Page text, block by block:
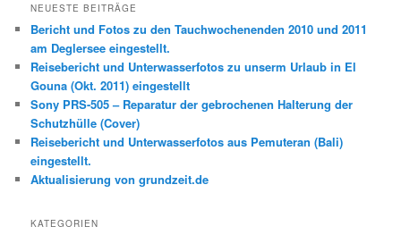
NEUESTE BEITRÄGE
Bericht und Fotos zu den Tauchwochenenden 2010 und 2011
am Deglersee eingestellt.
Reisebericht und Unterwasserfotos zu unserm Urlaub in El
Gouna (Okt. 2011) eingestellt
Sony PRS-505 – Reparatur der gebrochenen Halterung der
Schutzhülle (Cover)
Reisebericht und Unterwasserfotos aus Pemuteran (Bali)
eingestellt.
Aktualisierung von grundzeit.de
KATEGORIEN